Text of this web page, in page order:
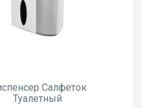
Салфеток
Туалетный